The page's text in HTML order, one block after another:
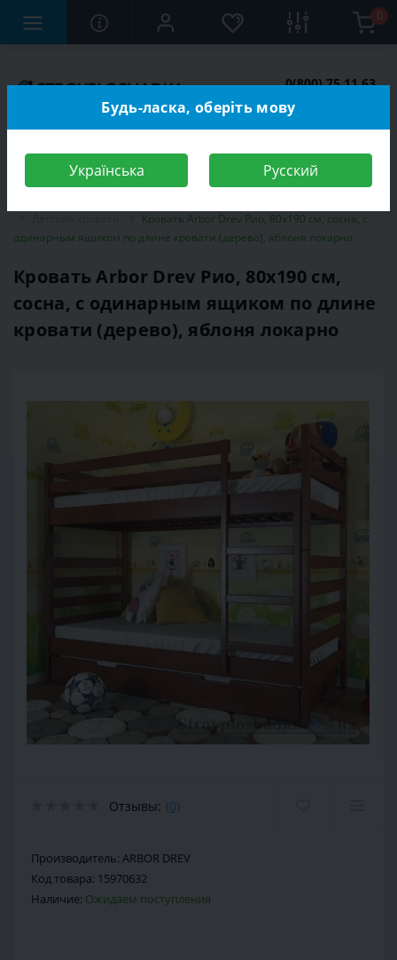
0
0(800) 75 11 63
Кровать Arbor Drev Рио, 80х190 см, сосна, с
одинарным ящиком по длине кровати (дерево), яблоня локарно
Кровать Arbor Drev Рио, 80х190 см,
сосна, с одинарным ящиком по длине
кровати (дерево), яблоня локарно
Отзывы: (0)
Производитель: ARBOR DREV
Код товара: 15970632
Наличие: Ожидаем поступления
Будь-ласка, оберіть мову
Українська Русский